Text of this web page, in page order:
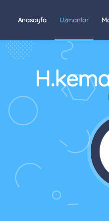
Anasayfa Uzmanlar